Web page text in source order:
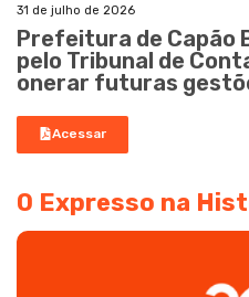
31 de julho de 2026
Prefeitura de Capão
pelo Tribunal de
onerar futuras
Acessar
O Expresso na